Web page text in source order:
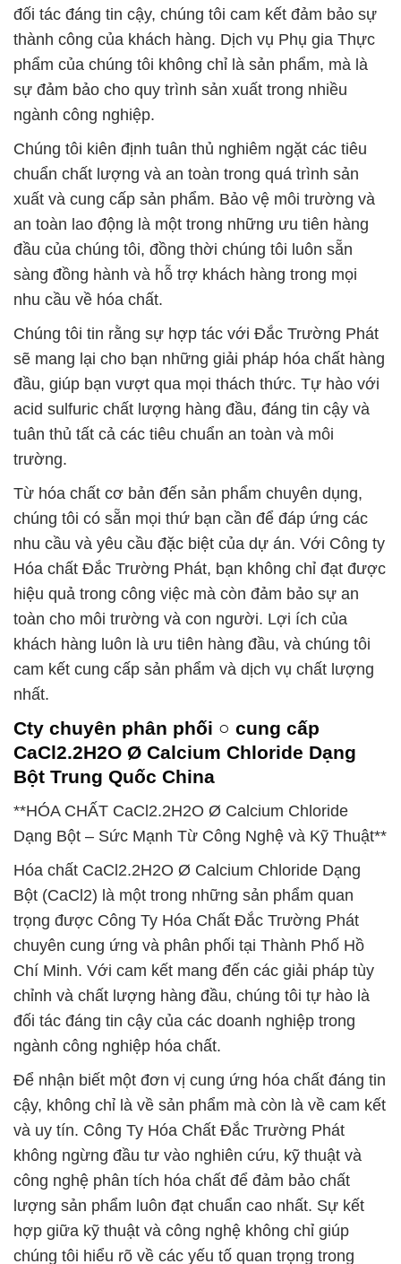
đối tác đáng tin cậy, chúng tôi cam kết đảm bảo sự
thành công của khách hàng. Dịch vụ Phụ gia Thực
phẩm của chúng tôi không chỉ là sản phẩm, mà là
sự đảm bảo cho quy trình sản xuất trong nhiều
ngành công nghiệp.
Chúng tôi kiên định tuân thủ nghiêm ngặt các tiêu
chuẩn chất lượng và an toàn trong quá trình sản
xuất và cung cấp sản phẩm. Bảo vệ môi trường và
an toàn lao động là một trong những ưu tiên hàng
đầu của chúng tôi, đồng thời chúng tôi luôn sẵn
sàng đồng hành và hỗ trợ khách hàng trong mọi
nhu cầu về hóa chất.
Chúng tôi tin rằng sự hợp tác với Đắc Trường Phát
sẽ mang lại cho bạn những giải pháp hóa chất hàng
đầu, giúp bạn vượt qua mọi thách thức. Tự hào với
acid sulfuric chất lượng hàng đầu, đáng tin cậy và
tuân thủ tất cả các tiêu chuẩn an toàn và môi
trường.
Từ hóa chất cơ bản đến sản phẩm chuyên dụng,
chúng tôi có sẵn mọi thứ bạn cần để đáp ứng các
nhu cầu và yêu cầu đặc biệt của dự án. Với Công ty
Hóa chất Đắc Trường Phát, bạn không chỉ đạt được
hiệu quả trong công việc mà còn đảm bảo sự an
toàn cho môi trường và con người. Lợi ích của
khách hàng luôn là ưu tiên hàng đầu, và chúng tôi
cam kết cung cấp sản phẩm và dịch vụ chất lượng
nhất.
Cty chuyên phân phối ○ cung cấp
CaCl2.2H2O Ø Calcium Chloride Dạng
Bột Trung Quốc China
**HÓA CHẤT CaCl2.2H2O Ø Calcium Chloride
Dạng Bột – Sức Mạnh Từ Công Nghệ và Kỹ Thuật**
Hóa chất CaCl2.2H2O Ø Calcium Chloride Dạng
Bột (CaCl2) là một trong những sản phẩm quan
trọng được Công Ty Hóa Chất Đắc Trường Phát
chuyên cung ứng và phân phối tại Thành Phố Hồ
Chí Minh. Với cam kết mang đến các giải pháp tùy
chỉnh và chất lượng hàng đầu, chúng tôi tự hào là
đối tác đáng tin cậy của các doanh nghiệp trong
ngành công nghiệp hóa chất.
Để nhận biết một đơn vị cung ứng hóa chất đáng tin
cậy, không chỉ là về sản phẩm mà còn là về cam kết
và uy tín. Công Ty Hóa Chất Đắc Trường Phát
không ngừng đầu tư vào nghiên cứu, kỹ thuật và
công nghệ phân tích hóa chất để đảm bảo chất
lượng sản phẩm luôn đạt chuẩn cao nhất. Sự kết
hợp giữa kỹ thuật và công nghệ không chỉ giúp
chúng tôi hiểu rõ về các yếu tố quan trọng trong